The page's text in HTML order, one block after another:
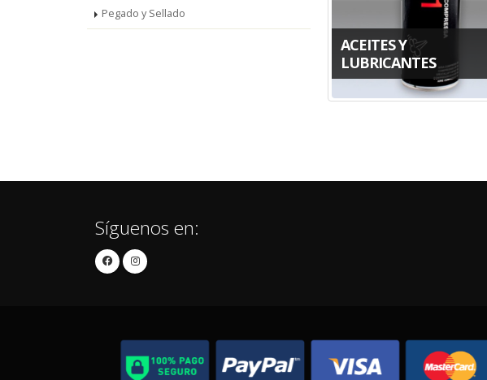
Pegado y Sellado
ACEITES Y
LUBRICANTES
Síguenos en: